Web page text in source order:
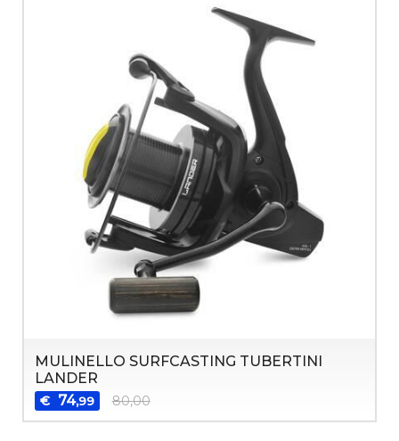
MULINELLO SURFCASTING TUBERTINI
LANDER
€ 74,99 80,00